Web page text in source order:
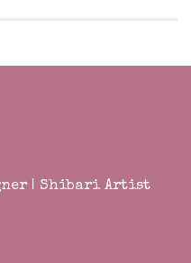
| Shibari Artist